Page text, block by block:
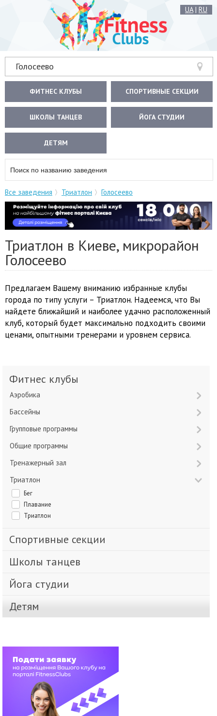
UA| RU
Голосеево
ФИТНЕС КЛУБЫ СПОРТИВНЫЕ СЕКЦИИ
ШКОЛЫ ТАНЦЕВ ЙОГА СТУДИИ
ДЕТЯМ
Все заведения Триатлон Голосеево
Триатлон в Киеве, микрорайон
Голосеево
Предлагаем Вашему вниманию избранные клубы
города по типу услуги – Триатлон. Надеемся, что Вы
найдете ближайший и наиболее удачно расположенный
клуб, который будет максимально подходить своими
ценами, опытными тренерами и уровнем сервиса.
Фитнес клубы
Аэробика
Бассейны
Групповые программы
Общие программы
Тренажерный зал
Триатлон
Бег
Плавание
Триатлон
Спортивные секции
Школы танцев
Йога студии
Детям